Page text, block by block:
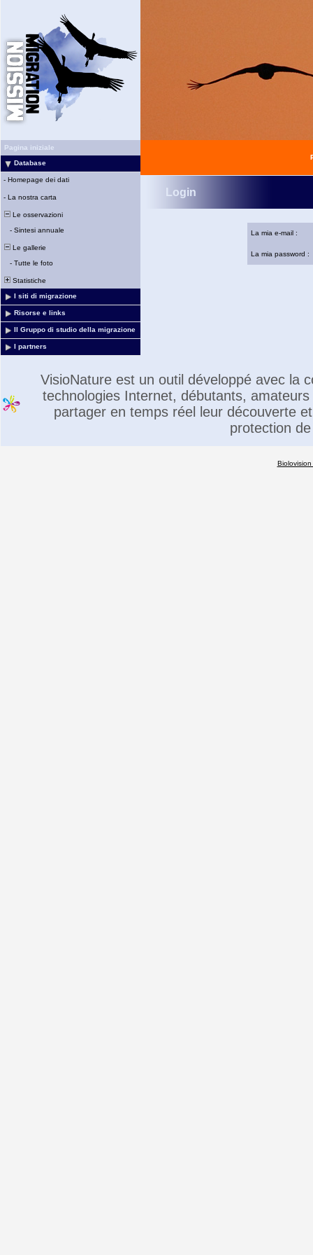
Pagina iniziale
Database
- Homepage dei dati
- La nostra carta
Le osservazioni
- Sintesi annuale
Le gallerie
- Tutte le foto
Statistiche
I siti di migrazione
Risorse e links
Il Gruppo di studio della migrazione
I partners
Login
La mia e-mail :
La mia password :
VisioNature est un outil développé avec la
technologies Internet, débutants,
partager en temps réel leur découverte
protection
Biolovision